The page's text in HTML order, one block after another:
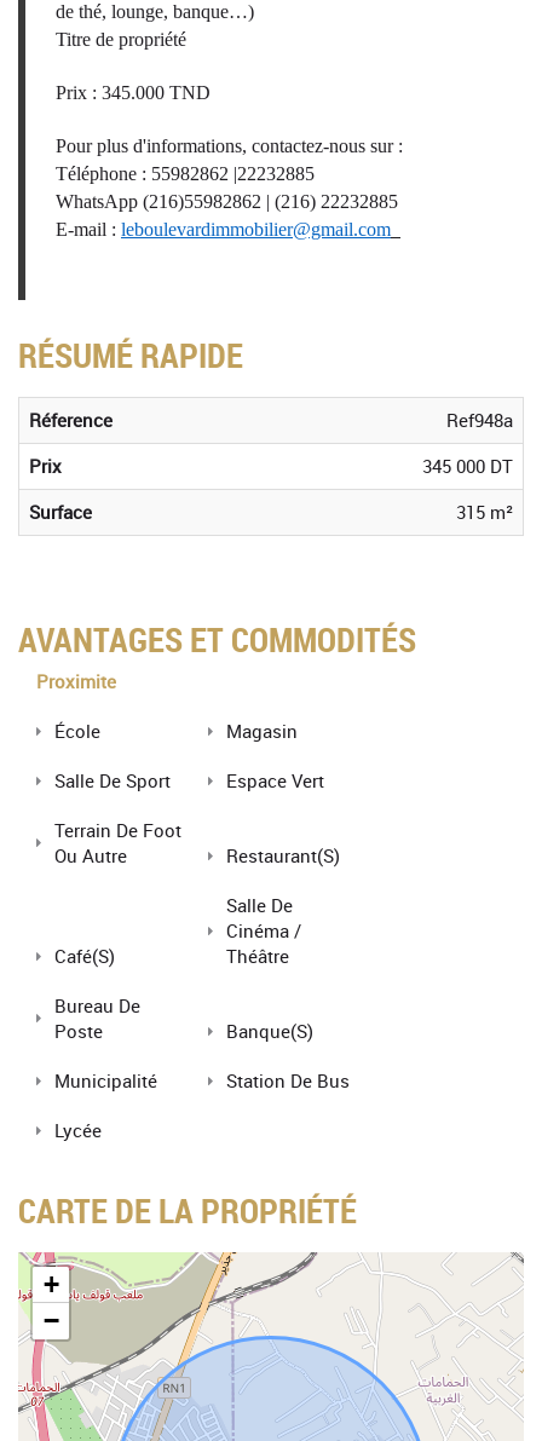
de thé, lounge, banque…)
Titre de propriété
Prix : 345.000 TND
Pour plus d'informations, contactez-nous sur :
Téléphone : 55982862 |22232885
WhatsApp (216)55982862 | (216) 22232885
E-mail : leboulevardimmobilier@gmail.com
RÉSUMÉ RAPIDE
Réference
Ref948a
Prix
345 000 DT
Surface
315 m²
AVANTAGES ET COMMODITÉS
Proximite
École Magasin
Salle De Sport Espace Vert
Terrain De Foot
Ou Autre
Restaurant(s)
Café(s)
Salle De
Cinéma /
Théâtre
Bureau De
Poste
Banque(s)
Municipalité Station De Bus
Lycée
CARTE DE LA PROPRIÉTÉ
+
−